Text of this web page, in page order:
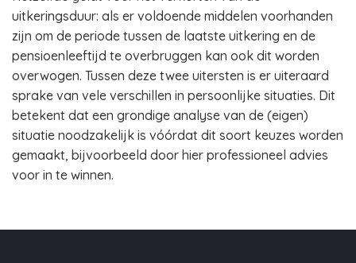
uitkeringsduur: als er voldoende middelen voorhanden
zijn om de periode tussen de laatste uitkering en de
pensioenleeftijd te overbruggen kan ook dit worden
overwogen. Tussen deze twee uitersten is er uiteraard
sprake van vele verschillen in persoonlijke situaties. Dit
betekent dat een grondige analyse van de (eigen)
situatie noodzakelijk is vóórdat dit soort keuzes worden
gemaakt, bijvoorbeeld door hier professioneel advies
voor in te winnen.